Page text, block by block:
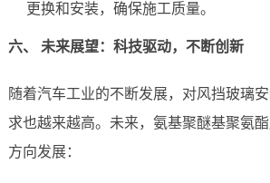
更换和安装，确保施工质量。
六、 未来展望：科技驱动，不断创新
随着汽车工业的不断发展，对风挡玻璃
求也越来越高。未来，氨基聚醚基聚氨
方向发展：